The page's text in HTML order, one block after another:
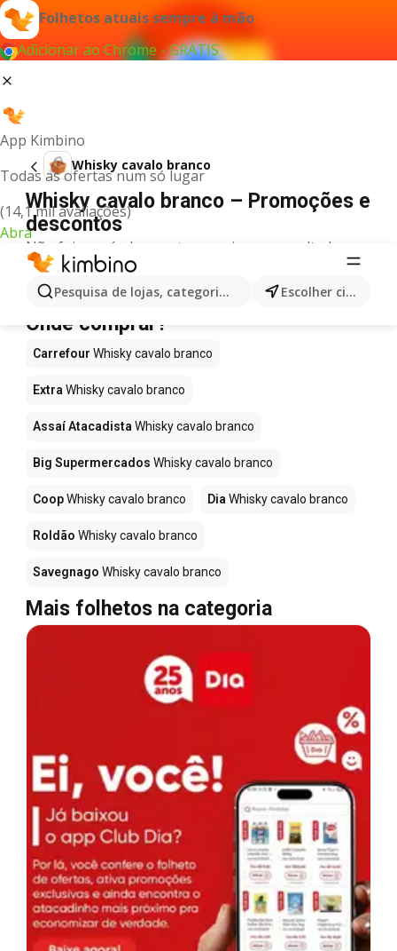
Folhetos atuais sempre à mão
Adicionar ao Chrome - GRÁTIS
App Kimbino
Todas as ofertas num só lugar
(14,1 mil avaliações)
Abra
Pesquisa de lojas, categorias,produtos... Escolher cidade
Whisky cavalo branco
Whisky cavalo branco – Promoções e
descontos
Não foi possível encontrar quaisquer resultados
para este termo.
Whisky cavalo branco em promoção -
Onde comprar?
Carrefour Whisky cavalo branco
Extra Whisky cavalo branco
Assaí Atacadista Whisky cavalo branco
Big Supermercados Whisky cavalo branco
CoopWhisky cavalo branco Dia Whisky cavalo branco
Roldão Whisky cavalo branco
Savegnago Whisky cavalo branco
Mais folhetos na categoria